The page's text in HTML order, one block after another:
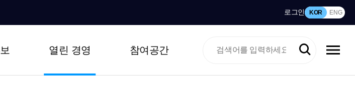
로그인 KOR ENG
열린 경영 참여공간